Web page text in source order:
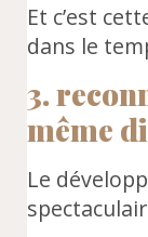
Et c’est
dans le
3.
même
Le